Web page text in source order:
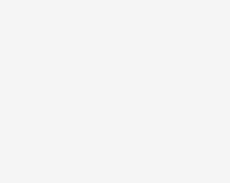
Comfort
kombinierter Wert der CO2-
AT Comfort
kombinierter Wert der CO2-